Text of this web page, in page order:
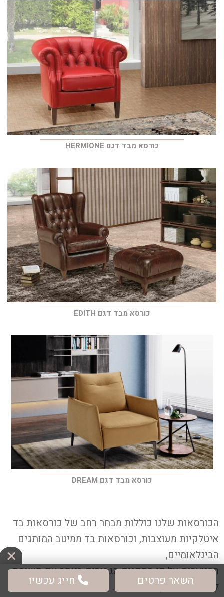
השאר פרטים חייג עכשיו
כורסא מבד דגם HERMIONE
כורסא מבד דגם EDITH
כורסא מבד דגם DREAM
הכורסאות שלנו כוללות מבחר רחב של כורסאות בד
איטלקיות מעוצבות, וכורסאות בד ממיטב המותגים
הבינלאומיים,
המיוצרות על פי התקנים הגבוהים ביותר עם תשומת
לב לפרטים הקטנים ביותר.